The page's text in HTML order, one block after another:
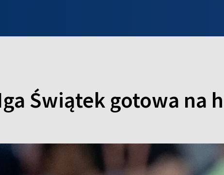
Świątek gotowa na